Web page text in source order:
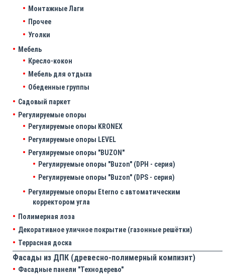
Монтажные Лаги
Прочее
Уголки
Мебель
Кресло-кокон
Мебель для отдыха
Обеденные группы
Садовый паркет
Регулируемые опоры
Регулируемые опоры KRONEX
Регулируемые опоры LEVEL
Регулируемые опоры "BUZON"
Регулируемые опоры "Buzon" (DPH - серия)
Регулируемые опоры "Buzon" (DPS - серия)
Регулируемые опоры Eterno с автоматическим
корректором угла
Полимерная лоза
Декоративное уличное покрытие (газонные решётки)
Террасная доска
Фасады из ДПК (древесно-полимерный компизит)
Фасадные панели "Технодерево"